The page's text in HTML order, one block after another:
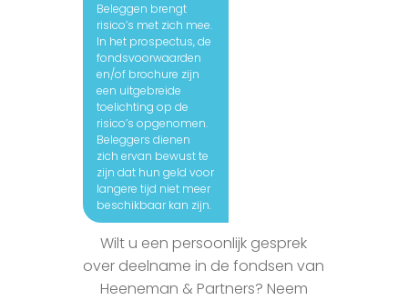
Beleggen brengt
risico’s met zich mee.
In het prospectus, de
fondsvoorwaarden
en/of brochure zijn
een uitgebreide
toelichting op de
risico’s opgenomen.
Beleggers dienen
zich ervan bewust te
zijn dat hun geld voor
langere tijd niet meer
beschikbaar kan zijn.
Wilt u een persoonlijk gesprek
over deelname in de fondsen van
Heeneman & Partners? Neem